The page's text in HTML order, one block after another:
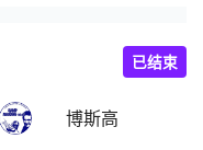
博斯高
已结束